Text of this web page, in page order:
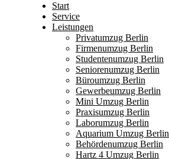
Start
Service
Leistungen
Privatumzug Berlin
Firmenumzug Berlin
Studentenumzug Berlin
Seniorenumzug Berlin
Büroumzug Berlin
Gewerbeumzug Berlin
Mini Umzug Berlin
Praxisumzug Berlin
Laborumzug Berlin
Aquarium Umzug Berlin
Behördenumzug Berlin
Hartz 4 Umzug Berlin